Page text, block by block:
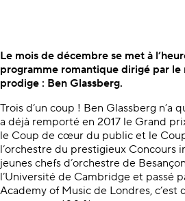
À propos du concert
Le mois de décembre se met à
programme romantique dirigé par le
prodige : Ben Glassberg.
Trois d’un coup ! Ben Glassberg n’a
a déjà remporté en 2017 le Grand
le Coup de cœur du public et le
l’orchestre du prestigieux Concours
jeunes chefs d’orchestre de
l’Université de Cambridge et passé
Academy of Music de Londres, c’est